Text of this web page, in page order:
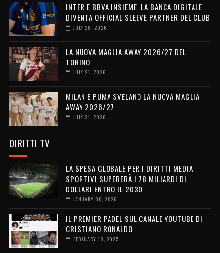
INTER E BBVA INSIEME: LA BANCA DIGITALE
DIVENTA OFFICIAL SLEEVE PARTNER DEL CLUB
JULY 28, 2026
LA NUOVA MAGLIA AWAY 2026/27 DEL
TORINO
JULY 21, 2026
MILAN E PUMA SVELANO LA NUOVA MAGLIA
AWAY 2026/27
JULY 21, 2026
DIRITTI TV
LA SPESA GLOBALE PER I DIRITTI MEDIA
SPORTIVI SUPERERÀ I 78 MILIARDI DI
DOLLARI ENTRO IL 2030
JANUARY 06, 2026
IL PREMIER PADEL SUL CANALE YOUTUBE DI
CRISTIANO RONALDO
FEBRUARY 18, 2025